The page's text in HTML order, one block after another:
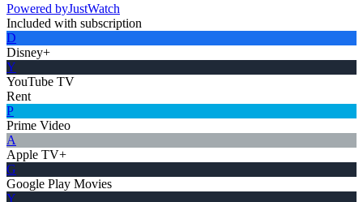
Powered byJustWatch
Included with subscription
D
Disney+
Y
YouTube TV
Rent
P
Prime Video
A
Apple TV+
G
Google Play Movies
Y